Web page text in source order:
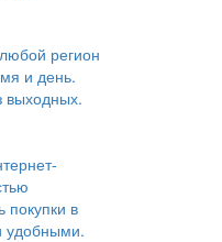
регион
и день.
выходных.
покупки в
удобными.